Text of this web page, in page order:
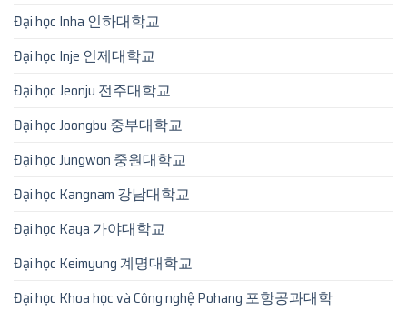
Đại học Inha 인하대학교
Đại học Inje 인제대학교
Đại học Jeonju 전주대학교
Đại học Joongbu 중부대학교
Đại học Jungwon 중원대학교
Đại học Kangnam 강남대학교
Đại học Kaya 가야대학교
Đại học Keimyung 계명대학교
Đại học Khoa học và Công nghệ Pohang 포항공과대학